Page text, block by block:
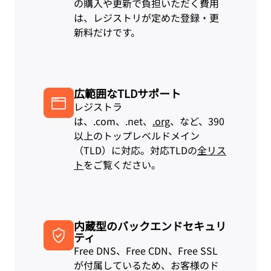
の購入や更新で負担いただく費用
は、レジストリが定めた登録・更
新料だけです。
広範囲なTLDサポート
レジストラ
は、.com、.net、 .org、など、390
以上のトップレベルドメイン
（TLD）に対応。対応TLDの全リス
トをご覧ください。
内蔵型のバックエンドセキュリ
ティ
Free DNS、Free CDN、Free SSL
が付属しているため、お客様のド